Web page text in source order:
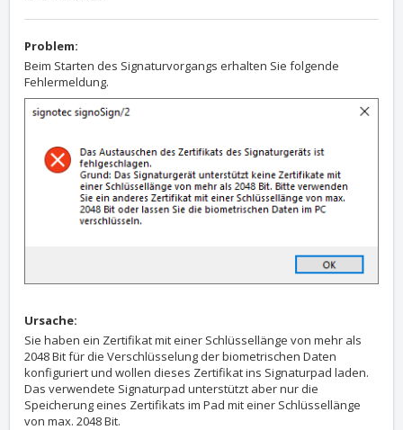
Problem:
Beim Starten des Signaturvorgangs erhalten Sie folgende
Fehlermeldung.
Ursache:
Sie haben ein Zertifikat mit einer Schlüssellänge von mehr als
2048 Bit für die Verschlüsselung der biometrischen Daten
konfiguriert und wollen dieses Zertifikat ins Signaturpad laden.
Das verwendete Signaturpad unterstützt aber nur die
Speicherung eines Zertifikats im Pad mit einer Schlüssellänge
von max. 2048 Bit.